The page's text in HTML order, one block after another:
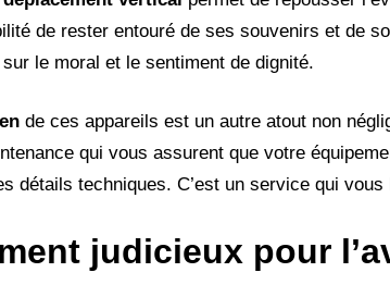
de rester entouré de ses souvenirs et de
le moral et le sentiment de dignité.
de ces appareils est un autre atout non
qui vous assurent que votre
détails techniques. C’est un service qui
judicieux pour